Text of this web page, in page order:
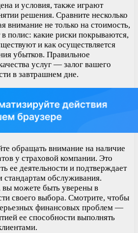
и условия, также играют
решения. Сравните несколько
внимание не только на стоимость,
полис: какие риски покрываются,
и как осуществляется
убытков. Правильное
услуг — залог вашего
в завтрашнем дне.
обращать внимание на наличие
у страховой компании. Это
ее деятельности и подтверждает
стандартам обслуживания.
можете быть уверены в
своего выбора. Смотрите, чтобы
финансовых проблем —
ее способности выполнять